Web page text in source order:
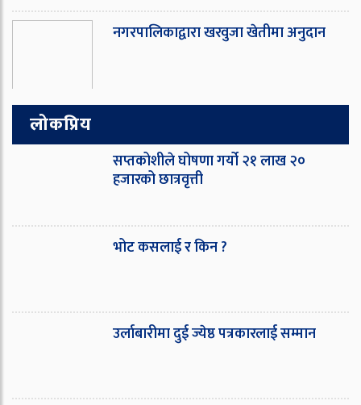
नगरपालिकाद्वारा खरवुजा खेतीमा अनुदान
लोकप्रिय
सप्तकोशीले घोषणा गर्यो २१ लाख २०
हजारको छात्रवृत्ती
भोट कसलाई र किन ?
उर्लाबारीमा दुई ज्येष्ठ पत्रकारलाई सम्मान